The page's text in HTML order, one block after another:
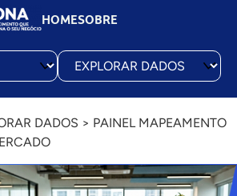
HOMESOBRE
DADOS > PAINEL MAPEAMENTO